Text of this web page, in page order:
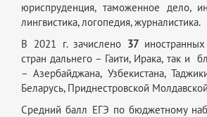
юриспруденция, таможенное дело,
лингвистика, логопедия, журналистика.
В 2021 г. зачислено 37
стран дальнего – Гаити, Ирака, так и
– Азербайджана, Узбекистана,
Беларусь, Приднестровской
Средний балл ЕГЭ по бюджетному